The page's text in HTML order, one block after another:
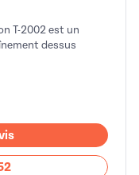
T-2002 est un
dessus